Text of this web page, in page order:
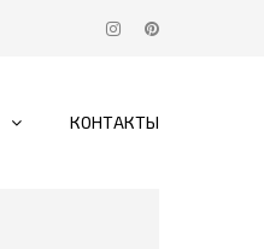
КОНТАКТЫ